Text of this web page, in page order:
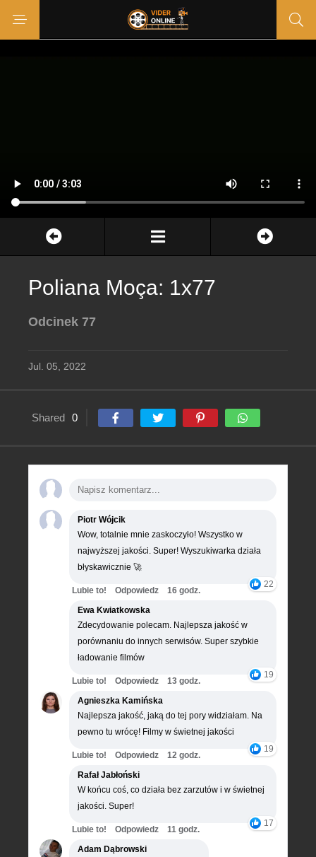
Poliana Moça: 1x77
Odcinek 77
Jul. 05, 2022
Shared 0
Piotr Wójcik
Wow, totalnie mnie zaskoczyło! Wszystko w
najwyższej jakości. Super! Wyszukiwarka działa
błyskawicznie 🚀
22
Lubie to! Odpowiedz
16 godz.
Ewa Kwiatkowska
Zdecydowanie polecam. Najlepsza jakość w
porównaniu do innych serwisów. Super szybkie
ładowanie filmów
19
Lubie to! Odpowiedz
13 godz.
Agnieszka Kamińska
Najlepsza jakość, jaką do tej pory widziałam. Na
pewno tu wrócę! Filmy w świetnej jakości
19
Lubie to! Odpowiedz
12 godz.
Rafał Jabłoński
W końcu coś, co działa bez zarzutów i w świetnej
jakości. Super!
17
Lubie to! Odpowiedz
11 godz.
Adam Dąbrowski